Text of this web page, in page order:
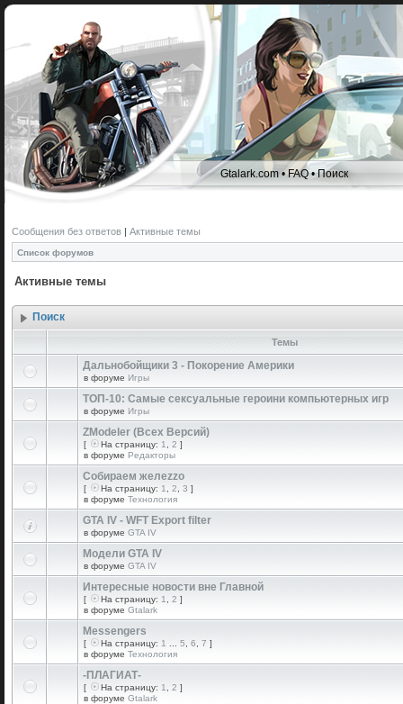
Gtalark.com •FAQ•Поиск
Сообщения без ответов | Активные темы
Список форумов
Активные темы
Поиск
Темы
Дальнобойщики 3 - Покорение Америки
в форуме Игры
ТОП-10: Самые сексуальные героини компьютерных игр
в форуме Игры
ZModeler (Всех Версий)
[ На страницу: 1 2 ]
в форуме Редакторы
Собираем желеzzо
[ На страницу: 1 2 3 ]
в форуме Технология
GTA IV - WFT Export filter
в форуме GTA IV
Модели GTA IV
в форуме GTA IV
Интересные новости вне Главной
[ На страницу: 1 2 ]
в форуме Gtalark
Messengers
[ На страницу: 1 5 6 7 ]
в форуме Технология
-ПЛАГИАТ-
[ На страницу: 1 2 ]
в форуме Gtalark